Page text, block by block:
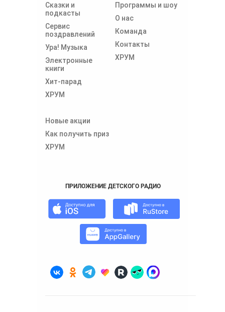
Сказки и
подкасты
Сервис
поздравлений
Ура! Музыка
Электронные
книги
Хит-парад
ХРУМ
Программы и шоу
О нас
Команда
Контакты
ХРУМ
Новые акции
Как получить приз
ХРУМ
ПРИЛОЖЕНИЕ ДЕТСКОГО РАДИО